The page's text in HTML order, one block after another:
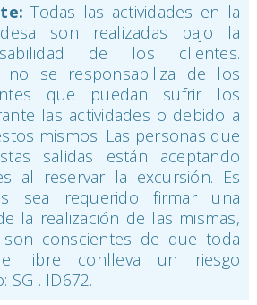
Todas las actividades en la
son realizadas bajo la
de los clientes.
no se responsabiliza de los
que puedan sufrir los
las actividades o debido a
mismos. Las personas que
salidas están aceptando
al reservar la excursión. Es
sea requerido firmar una
la realización de las mismas,
conscientes de que toda
libre conlleva un riesgo
SG . ID672.